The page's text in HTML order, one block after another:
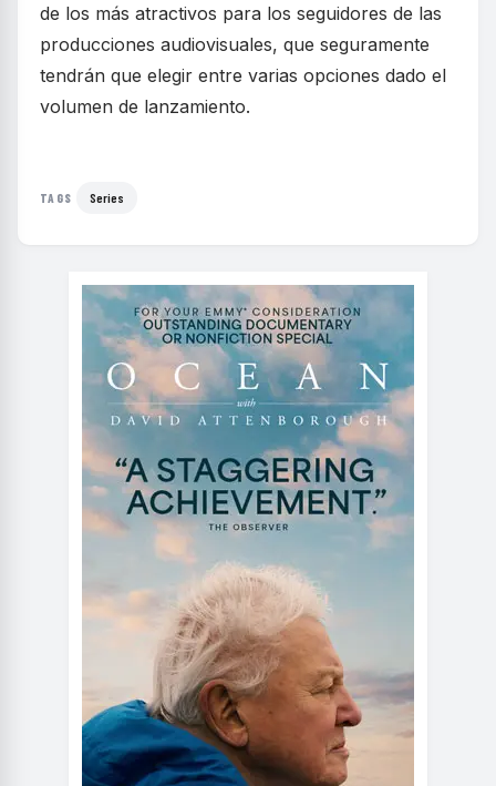
de los más atractivos para los seguidores de las
producciones audiovisuales, que seguramente
tendrán que elegir entre varias opciones dado el
volumen de lanzamiento.
TAGS Series